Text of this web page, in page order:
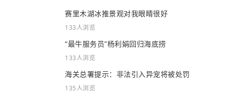
赛里木湖冰推景观对我眼睛很好
133人浏览
“最牛服务员”杨利娟回归海底捞
133人浏览
海关总署提示：非法引入异宠将被处罚
135人浏览